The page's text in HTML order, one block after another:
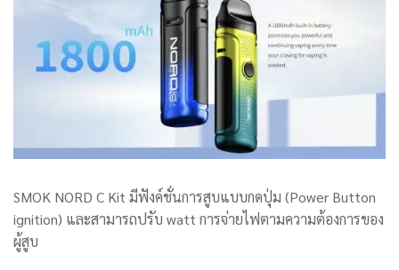
SMOK NORD C Kit มีฟังค์ชั่นการสูบแบบกดปุ่ม (Power Button
ignition) และสามารถปรับ watt การจ่ายไฟตามความต้องการของ
ผู้สูบ